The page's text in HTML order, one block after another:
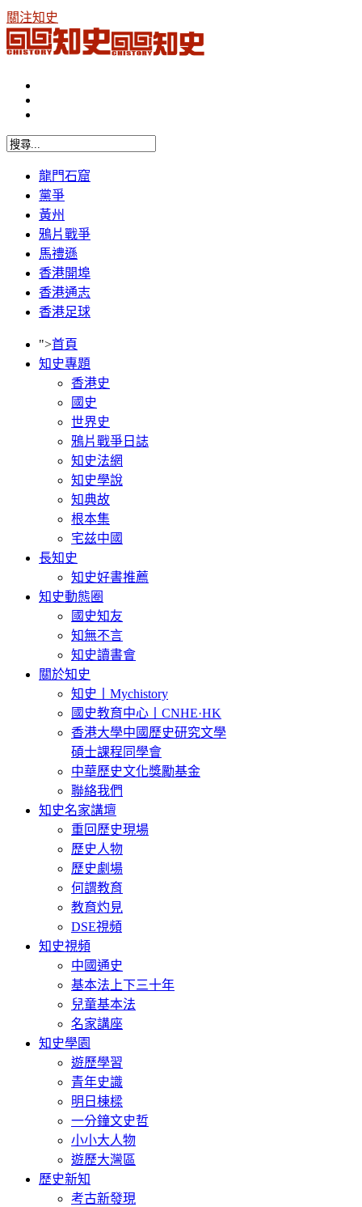
關注知史
龍門石窟
黨爭
黃州
鴉片戰爭
馬禮遜
香港開埠
香港通志
香港足球
">首頁
知史專題
香港史
國史
世界史
鴉片戰爭日誌
知史法網
知史學說
知典故
根本集
宅兹中國
長知史
知史好書推薦
知史動態圈
國史知友
知無不言
知史讀書會
關於知史
知史丨Mychistory
國史教育中心丨CNHE·HK
香港大學中國歷史研究文學
碩士課程同學會
中華歷史文化獎勵基金
聯絡我們
知史名家講壇
重回歷史現場
歷史人物
歷史劇場
何謂教育
教育灼見
DSE視頻
知史視頻
中國通史
基本法上下三十年
兒童基本法
名家講座
知史學園
遊歷學習
青年史識
明日棟樑
一分鐘文史哲
小小大人物
遊歷大灣區
歷史新知
考古新發現